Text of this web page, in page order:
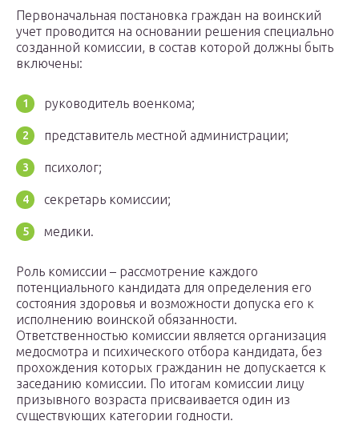
Первоначальная постановка граждан на воинский
учет проводится на основании решения специально
созданной комиссии, в состав которой должны быть
включены:
руководитель военкома;
представитель местной администрации;
психолог;
секретарь комиссии;
медики.
Роль комиссии – рассмотрение каждого
потенциального кандидата для определения его
состояния здоровья и возможности допуска его к
исполнению воинской обязанности.
Ответственностью комиссии является организация
медосмотра и психического отбора кандидата, без
прохождения которых гражданин не допускается к
заседанию комиссии. По итогам комиссии лицу
призывного возраста присваивается один из
существующих категории годности.